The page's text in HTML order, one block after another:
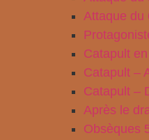
Attaque du
Catapult
Catapult –
Catapult –
Après le
Obsèques